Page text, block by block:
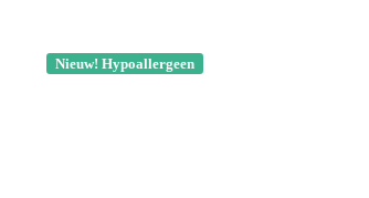
Nieuw! Hypoallergeen